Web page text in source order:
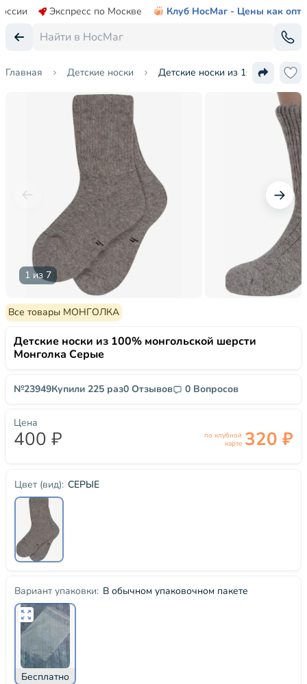
Экспресс по Москве Клуб НосМаг - Цены как опт
Главная Детские носки Детские носки из 100%
1 из 7
Все товары МОНГОЛКА
Детские носки из 100% монгольской шерсти
Монголка Серые
№23949Купили 225 раз0 Отзывов 0 Вопросов
Цвет (вид): СЕРЫЕ
Вариант упаковки: В обычном упаковочном пакете
Бесплатно
Цена
400 ₽
по клубной
карте 320 ₽